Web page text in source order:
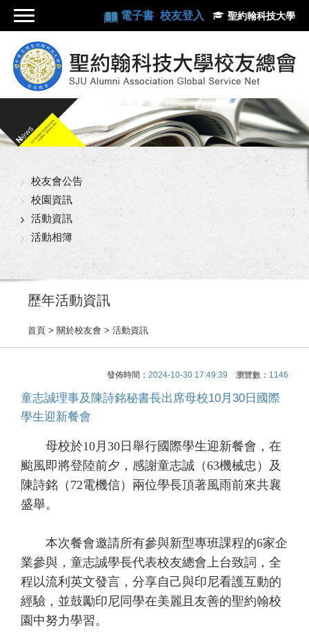
電子書 校友登入 聖約翰科技大學
校友會公告
校園資訊
活動資訊
活動相簿
歷年活動資訊
首頁 > 關於校友會 > 活動資訊
發佈時間： 2024-10-30 17:49:39 瀏覽數： 1146
童志誠理事及陳詩銘秘書長出席母校10月30日國際
學生迎新餐會
母校於10月30日舉行國際學生迎新餐會，在
颱風即將登陸前夕，感謝童志誠（63機械忠）及
陳詩銘（72電機信）兩位學長頂著風雨前來共襄
盛舉。
本次餐會邀請所有參與新型專班課程的6家企
業參與，童志誠學長代表校友總會上台致詞，全
程以流利英文發言，分享自己與印尼看護互動的
經驗，並鼓勵印尼同學在美麗且友善的聖約翰校
園中努力學習。